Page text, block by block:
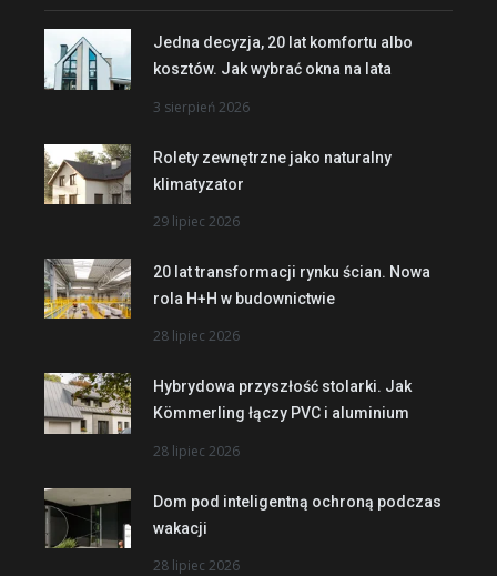
Jedna decyzja, 20 lat komfortu albo
kosztów. Jak wybrać okna na lata
3 sierpień 2026
Rolety zewnętrzne jako naturalny
klimatyzator
29 lipiec 2026
20 lat transformacji rynku ścian. Nowa
rola H+H w budownictwie
28 lipiec 2026
Hybrydowa przyszłość stolarki. Jak
Kömmerling łączy PVC i aluminium
28 lipiec 2026
Dom pod inteligentną ochroną podczas
wakacji
28 lipiec 2026